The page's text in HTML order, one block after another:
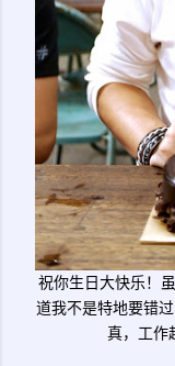
祝你生日大快乐！
道我不是特地要错
真，工作